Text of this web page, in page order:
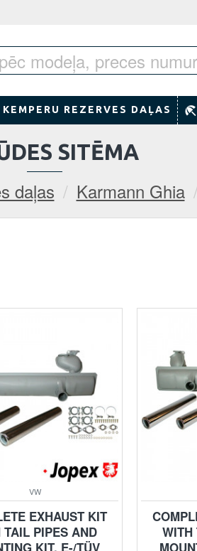
KEMPERU REZERVES DAĻAS
daļas Karmann Ghia
SITĒMA
VW
EXHAUST KIT
TAIL PIPES AND
KIT, E-/TÜV
WITH